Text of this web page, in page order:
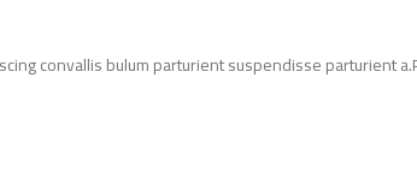
convallis bulum parturient suspendisse parturient